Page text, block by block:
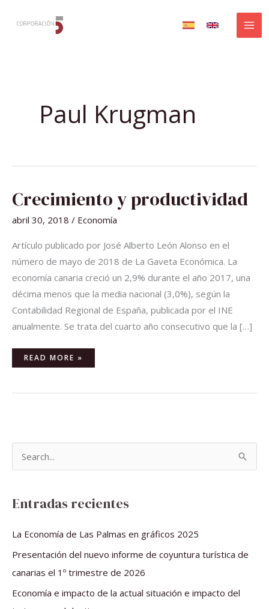
Paul Krugman
Crecimiento y productividad
abril 30, 2018 / Economía
Artículo publicado por José Alberto León Alonso en el
número de mayo de 2018 de La Gaveta Económica. La
economía canaria creció un 2,9% durante el año 2017, una
décima menos que la media nacional (3,0%), según la
Contabilidad Regional de España, publicada por el INE
anualmente. Se trata del cuarto año consecutivo que la […]
CRECIMIENTO
Y
PRODUCTIVIDAD
READ MORE »
a
r
Entradas recientes
La Economía de Las Palmas en gráficos 2025
Presentación del nuevo informe de coyuntura turística de
canarias el 1º trimestre de 2026
Economía e impacto de la actual situación e impacto del